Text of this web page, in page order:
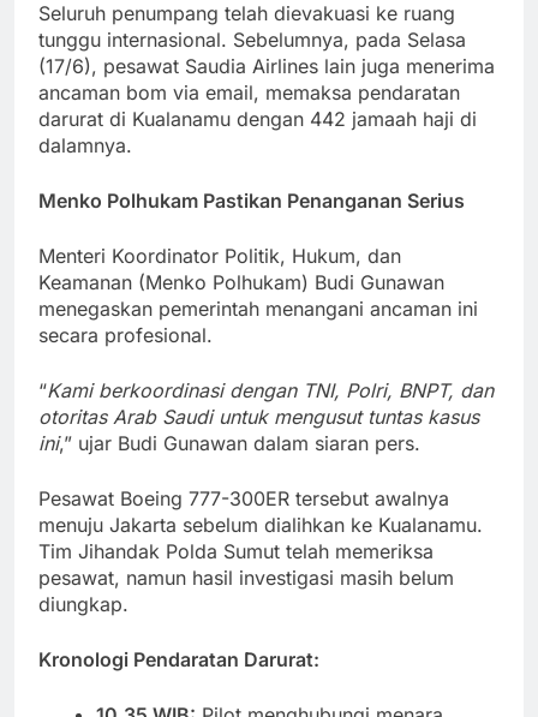
Seluruh penumpang telah dievakuasi ke ruang
tunggu internasional. Sebelumnya, pada Selasa
(17/6), pesawat Saudia Airlines lain juga menerima
ancaman bom via email, memaksa pendaratan
darurat di Kualanamu dengan 442 jamaah haji di
dalamnya.
Menko Polhukam Pastikan Penanganan Serius
Menteri Koordinator Politik, Hukum, dan
Keamanan (Menko Polhukam) Budi Gunawan
menegaskan pemerintah menangani ancaman ini
secara profesional.
“Kami berkoordinasi dengan TNI, Polri, BNPT, dan
otoritas Arab Saudi untuk mengusut tuntas kasus
ini,” ujar Budi Gunawan dalam siaran pers.
Pesawat Boeing 777-300ER tersebut awalnya
menuju Jakarta sebelum dialihkan ke Kualanamu.
Tim Jihandak Polda Sumut telah memeriksa
pesawat, namun hasil investigasi masih belum
diungkap.
Kronologi Pendaratan Darurat: